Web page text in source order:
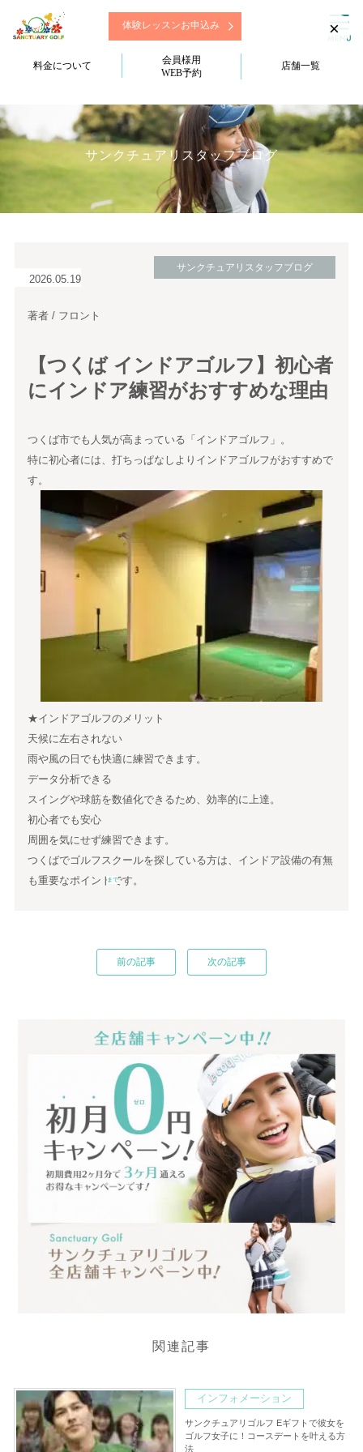
体験レッスンお申込み
料金について
会員様用
WEB予約
店舗一覧
サンクチュアリスタッフブログ
2026.05.19
サンクチュアリスタッフブログ
著者 / フロント
【つくば インドアゴルフ】初心者
にインドア練習がおすすめな理由
つくば市でも人気が高まっている「インドアゴルフ」。
特に初心者には、打ちっぱなしよりインドアゴルフがおすすめで
す。
★インドアゴルフのメリット
天候に左右されない
雨や風の日でも快適に練習できます。
データ分析できる
スイングや球筋を数値化できるため、効率的に上達。
初心者でも安心
周囲を気にせず練習できます。
つくばでゴルフスクールを探している方は、インドア設備の有無
も重要なポイントです。
前の記事 次の記事
まで
関連記事
インフォメーション
サンクチュアリゴルフ Eギフトで彼女を
ゴルフ女子に！コースデートを叶える方
法
×